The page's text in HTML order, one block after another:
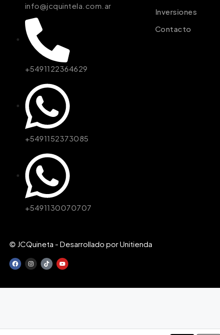
info@jcquintela.com.ar
+5491122364629
+5491152373085
+5491130070707
Inversiones
Contacto
© JCQuineta - Desarrollado por Unitienda